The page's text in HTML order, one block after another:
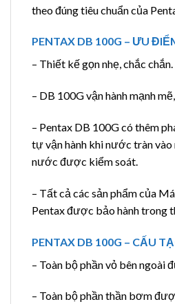
theo đúng tiêu chuẩn của
PENTAX DB 100G – ƯU
– Thiết kế gọn nhẹ, chắc chắn.
– DB 100G vận hành mạnh
– Pentax DB 100G có thêm
tự vận hành khi nước tràn
nước được kiểm soát.
– Tất cả các sản phẩm của
Pentax được bảo hành trong
PENTAX DB 100G – CẤU
– Toàn bộ phần vỏ bên ngoài
– Toàn bộ phần thần bơm